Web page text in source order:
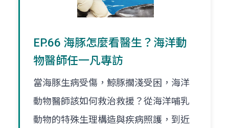
EP.66 海豚怎麼看醫生？海洋動
物醫師任一凡專訪
當海豚生病受傷，鯨豚擱淺受困，海洋
動物醫師該如何救治救援？從海洋哺乳
動物的特殊生理構造與疾病照護，到近